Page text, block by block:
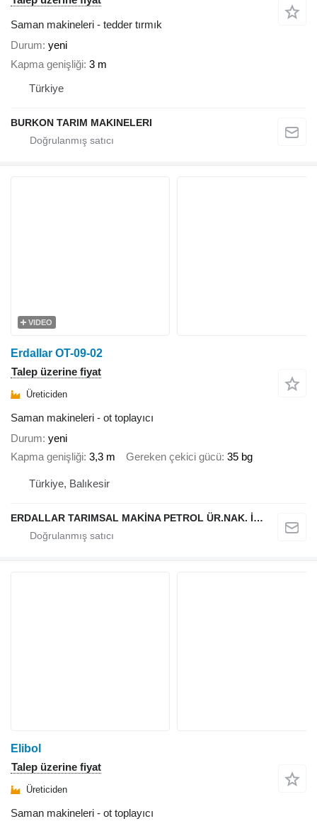
Saman makineleri - tedder tırmık
Durum yeni
Kapma genişliği 3 m
Türkiye
BURKON TARIM MAKINELERI
VIDEO
Erdallar OT-09-02
Talep üzerine fiyat
Üreticiden
Saman makineleri - ot toplayıcı
Durum yeni
Kapma genişliği 3,3 m Gereken çekici gücü 35 bg
Türkiye, Balıkesir
ERDALLAR TARIMSAL MAKİNA PETROL ÜR.NAK. İNŞ. HAYV. SAN. VE TİC. LTD ŞTİ
Elibol
Talep üzerine fiyat
Üreticiden
Saman makineleri - ot toplayıcı